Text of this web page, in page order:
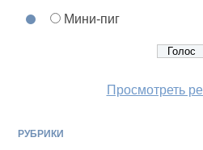
Мини-пиг
Просмотреть
РУБРИКИ